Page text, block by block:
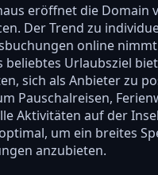
eröffnet die Domain
Der Trend zu
online
beliebtes Urlaubsziel
sich als Anbieter zu
Pauschalreisen,
Aktivitäten auf der
um ein breites
anzubieten.